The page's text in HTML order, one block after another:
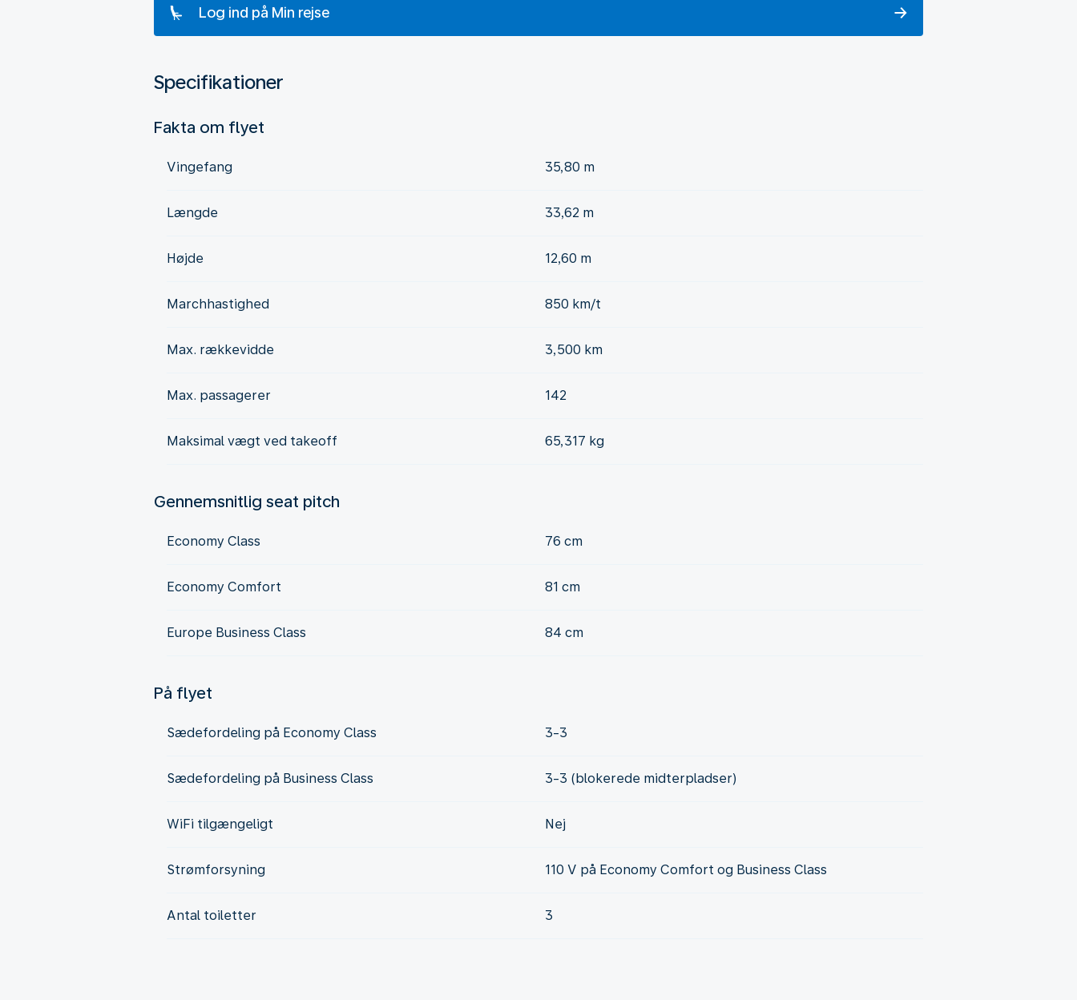
Log ind på Min rejse
Specifikationer
Fakta om flyet
Vingefang 35,80 m
Længde 33,62 m
Højde 12,60 m
Marchhastighed 850 km/t
Max. rækkevidde 3,500 km
Max. passagerer 142
Maksimal vægt ved takeoff 65,317 kg
Gennemsnitlig seat pitch
Economy Class 76 cm
Economy Comfort 81 cm
Europe Business Class 84 cm
På flyet
Sædefordeling på Economy Class 3-3
Sædefordeling på Business Class 3-3 (blokerede midterpladser)
WiFi tilgængeligt Nej
Strømforsyning 110 V på Economy Comfort og Business Class
Antal toiletter 3